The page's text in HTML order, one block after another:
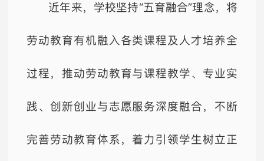
近年来，学校坚持“五育融合”理念，将
劳动教育有机融入各类课程及人才培养全
过程，推动劳动教育与课程教学、专业实
践、创新创业与志愿服务深度融合，不断
完善劳动教育体系，着力引领学生树立正